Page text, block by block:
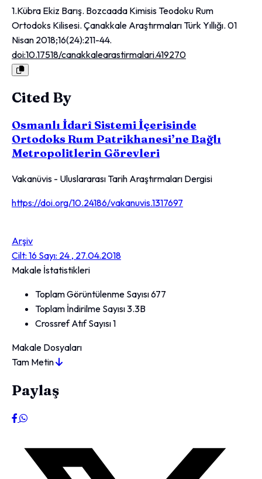
1.Kübra Ekiz Barış. Bozcaada Kimisis Teodoku Rum
Ortodoks Kilisesi. Çanakkale Araştırmaları Türk Yıllığı. 01
Nisan 2018;16(24):211-44.
doi:10.17518/canakkalearastirmalari.419270
Cited By
Osmanlı İdarî Sistemi İçerisinde
Ortodoks Rum Patrikhanesi’ne Bağlı
Metropolitlerin Görevleri
Vakanüvis - Uluslararası Tarih Araştırmaları Dergisi
https://doi.org/10.24186/vakanuvis.1317697
Arşiv
Cilt: 16 Sayı: 24 , 27.04.2018
Makale İstatistikleri
Toplam Görüntülenme Sayısı677
Toplam İndirilme Sayısı3.3B
Crossref Atıf Sayısı1
Makale Dosyaları
Tam Metin
Paylaş